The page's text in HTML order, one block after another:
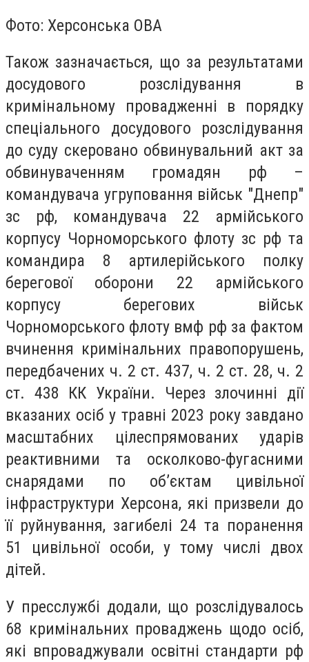
Фото: Херсонська ОВА
Також зазначається, що за результатами
досудового розслідування в
кримінальному провадженні в порядку
спеціального досудового розслідування
до суду скеровано обвинувальний акт за
обвинуваченням громадян рф –
командувача угруповання військ "Днепр"
зс рф, командувача 22 армійського
корпусу Чорноморського флоту зс рф та
командира 8 артилерійського полку
берегової оборони 22 армійського
корпусу берегових військ
Чорноморського флоту вмф рф за фактом
вчинення кримінальних правопорушень,
передбачених ч. 2 ст. 437, ч. 2 ст. 28, ч. 2
ст. 438 КК України. Через злочинні дії
вказаних осіб у травні 2023 року завдано
масштабних цілеспрямованих ударів
реактивними та осколково-фугасними
снарядами по об’єктам цивільної
інфраструктури Херсона, які призвели до
її руйнування, загибелі 24 та поранення
51 цивільної особи, у тому числі двох
дітей.
У пресслужбі додали, що розслідувалось
68 кримінальних проваджень щодо осіб,
які впроваджували освітні стандарти рф